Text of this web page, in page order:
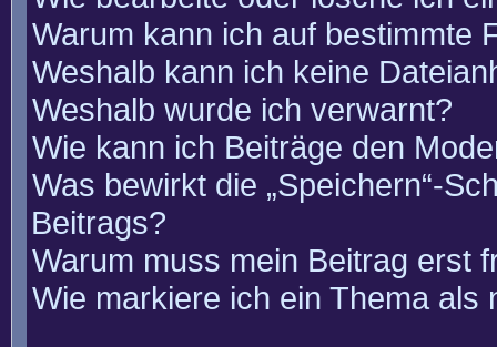
Warum kann ich auf bestimmte
Weshalb kann ich keine
Weshalb wurde ich verwarnt?
Wie kann ich Beiträge den
Was bewirkt die „Speichern“-
Beitrags?
Warum muss mein Beitrag erst
Wie markiere ich ein Thema als